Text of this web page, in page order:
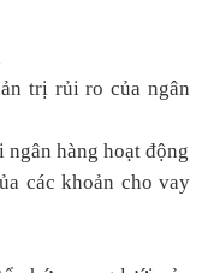
trị rủi ro của ngân
hàng hoạt động
các khoản cho vay